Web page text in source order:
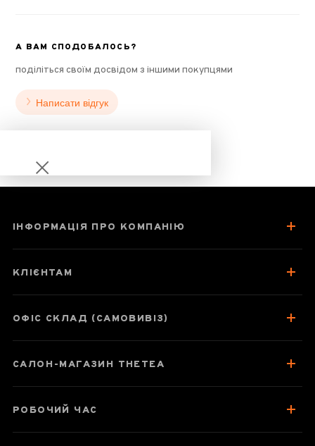
А ВАМ СПОДОБАЛОСЬ?
поділіться своїм досвідом з іншими покупцями
Написати відгук
Паспорт товару
Про чай
ІНФОРМАЦІЯ ПРО КОМПАНІЮ
КЛІЄНТАМ
ОФІС СКЛАД (САМОВИВІЗ)
САЛОН-МАГАЗИН THETEA
РОБОЧИЙ ЧАС